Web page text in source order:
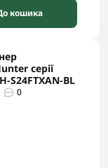
кошика
серії
S24FTXAN-BL
0